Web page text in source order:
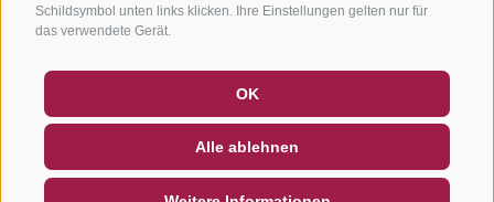
Schildsymbol unten links klicken. Ihre Einstellungen gelten nur für
das verwendete Gerät.
OK
Alle ablehnen
NEWSLETTER
SOCIAL WALL WETTER